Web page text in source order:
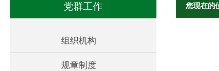
党群工作
组织机构
规章制度
您现在的